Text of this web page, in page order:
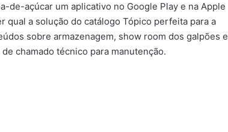
de-açúcar um aplicativo no Google Play e na Apple
a solução do catálogo Tópico perfeita para a
sobre armazenagem, show room dos galpões e
chamado técnico para manutenção.